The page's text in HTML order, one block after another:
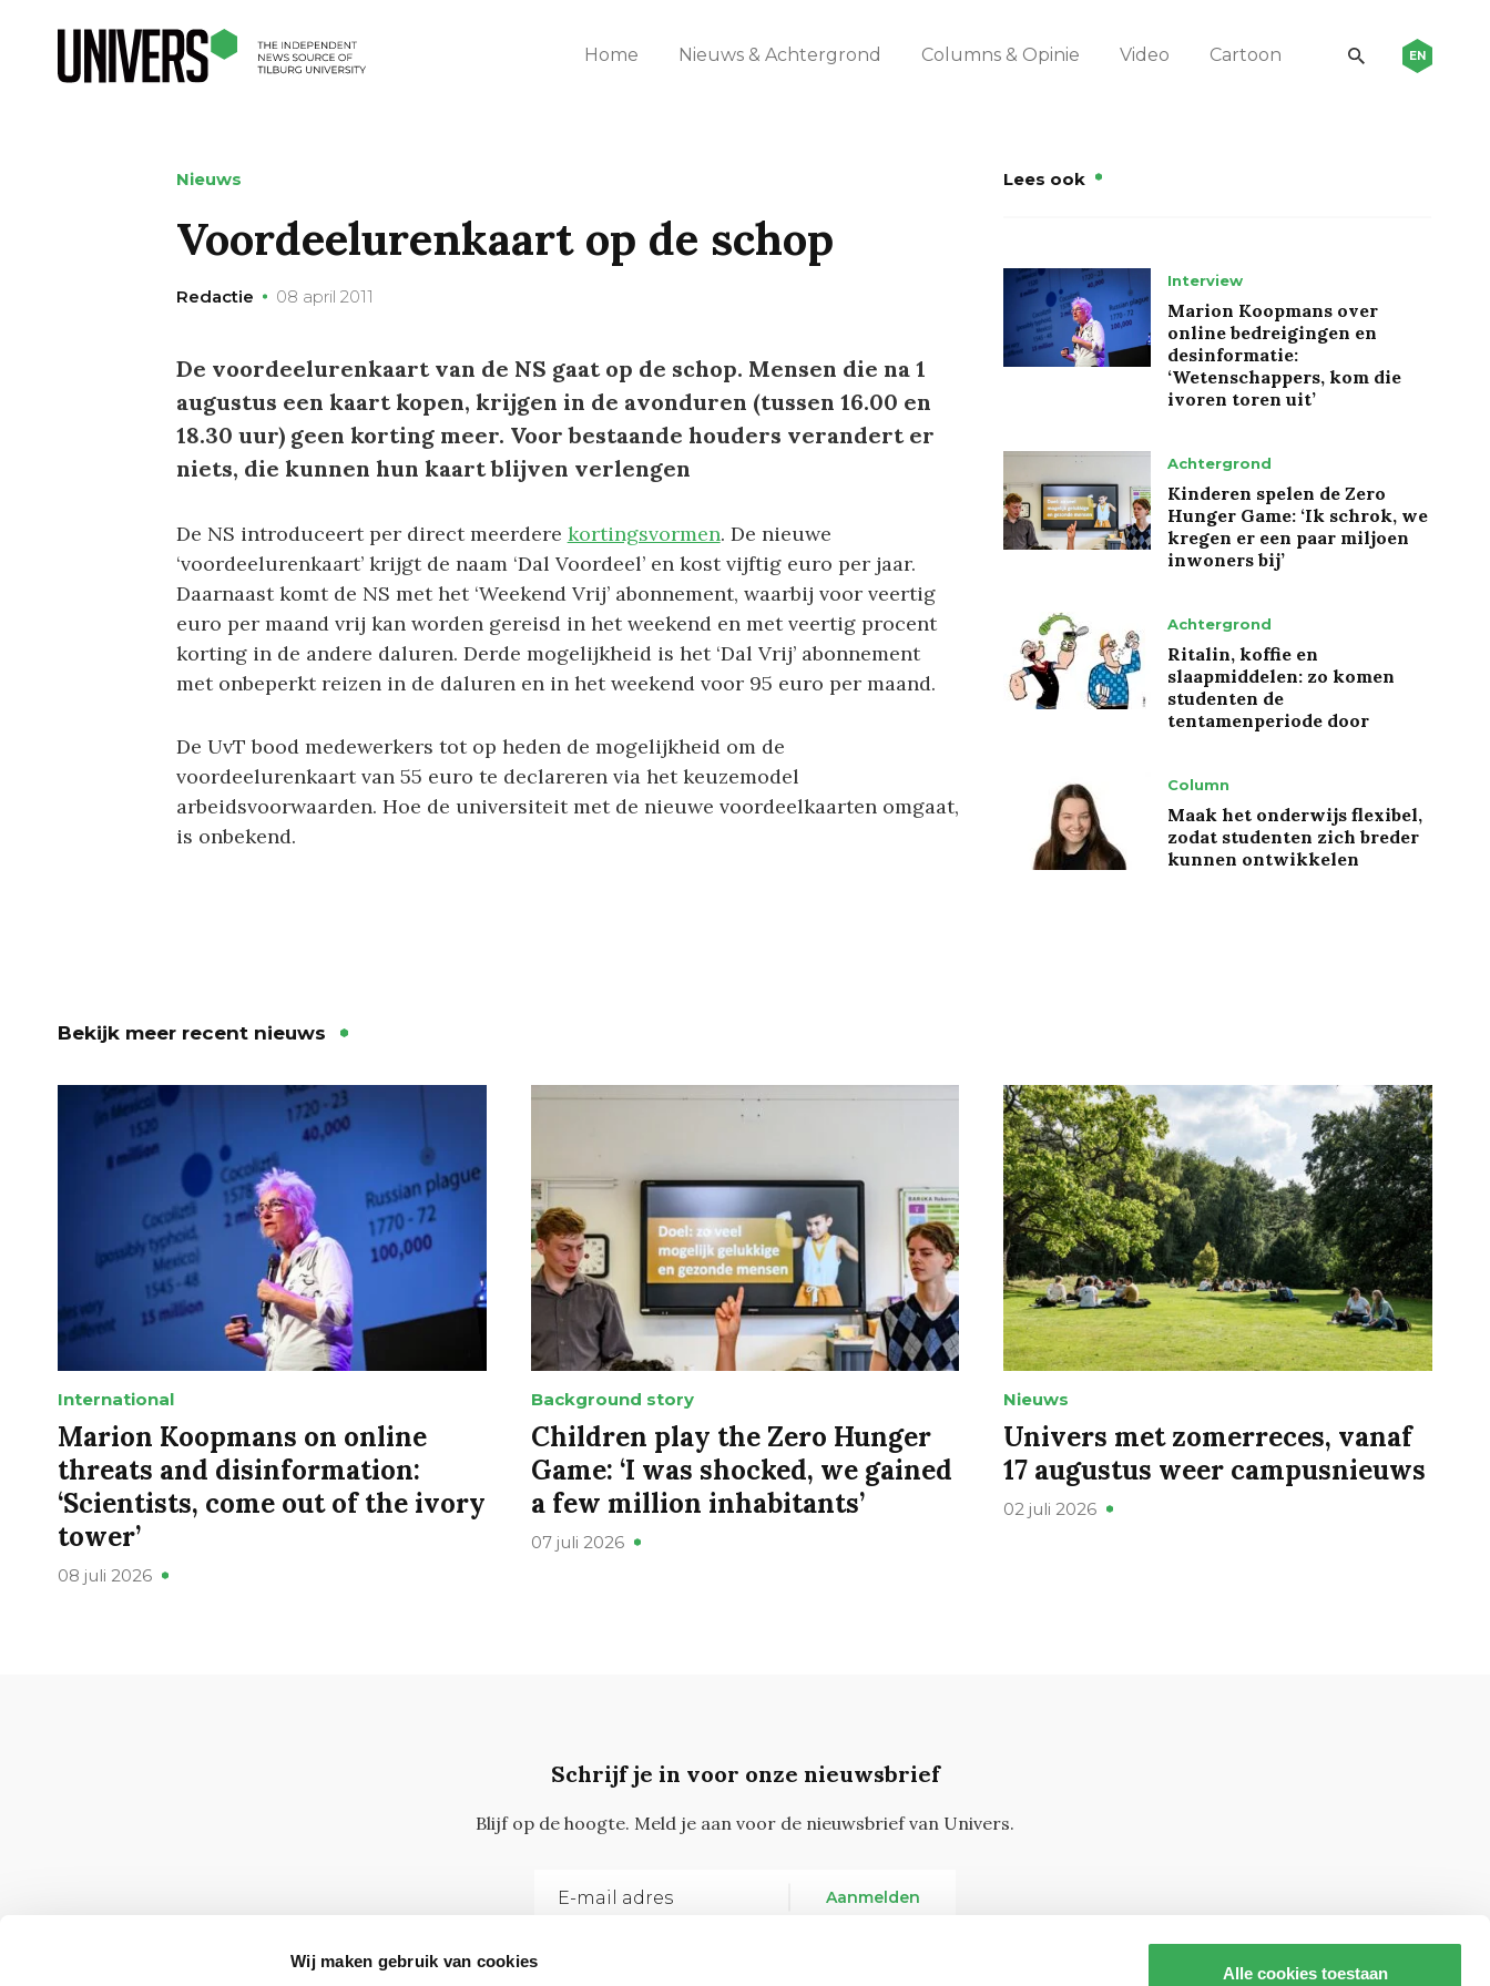
Wij maken gebruik van cookies
Alle cookies toestaan
Home Nieuws & Achtergrond Columns & Opinie Video Cartoon EN
Nieuws
Voordeelurenkaart op de schop
Redactie 08 april 2011
De voordeelurenkaart van de NS gaat op de schop. Mensen die na 1
augustus een kaart kopen, krijgen in de avonduren (tussen 16.00 en
18.30 uur) geen korting meer. Voor bestaande houders verandert er
niets, die kunnen hun kaart blijven verlengen
De NS introduceert per direct meerdere kortingsvormen. De nieuwe
‘voordeelurenkaart’ krijgt de naam ‘Dal Voordeel’ en kost vijftig euro per jaar.
Daarnaast komt de NS met het ‘Weekend Vrij’ abonnement, waarbij voor veertig
euro per maand vrij kan worden gereisd in het weekend en met veertig procent
korting in de andere daluren. Derde mogelijkheid is het ‘Dal Vrij’ abonnement
met onbeperkt reizen in de daluren en in het weekend voor 95 euro per maand.
De UvT bood medewerkers tot op heden de mogelijkheid om de
voordeelurenkaart van 55 euro te declareren via het keuzemodel
arbeidsvoorwaarden. Hoe de universiteit met de nieuwe voordeelkaarten omgaat,
is onbekend.
Lees ook
Interview
Marion Koopmans over
online bedreigingen en
desinformatie:
‘Wetenschappers, kom die
ivoren toren uit’
Achtergrond
Kinderen spelen de Zero
Hunger Game: ‘Ik schrok, we
kregen er een paar miljoen
inwoners bij’
Achtergrond
Ritalin, koffie en
slaapmiddelen: zo komen
studenten de
tentamenperiode door
Column
Maak het onderwijs flexibel,
zodat studenten zich breder
kunnen ontwikkelen
Bekijk meer recent nieuws
International
Marion Koopmans on online
threats and disinformation:
‘Scientists, come out of the ivory
tower’
08 juli 2026
Background story
Children play the Zero Hunger
Game: ‘I was shocked, we gained
a few million inhabitants’
07 juli 2026
Nieuws
Univers met zomerreces, vanaf
17 augustus weer campusnieuws
02 juli 2026
Schrijf je in voor onze nieuwsbrief
Blijf op de hoogte. Meld je aan voor de nieuwsbrief van Univers.
Aanmelden